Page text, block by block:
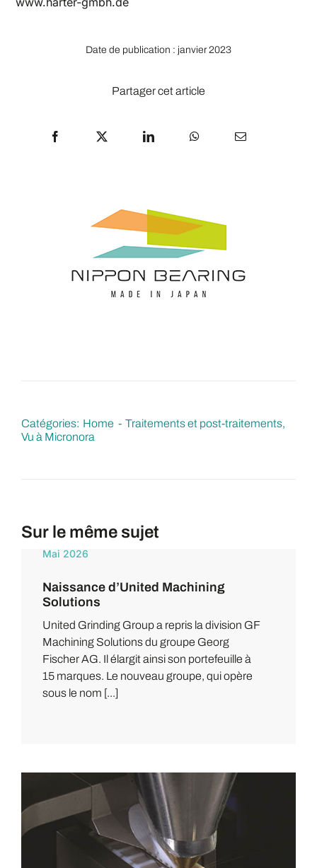
Date de publication : janvier 2023
Partager cet article
Catégories: Home
Traitements et post-traitements
Vu à Micronora
Sur le même sujet
Mai 2026
Naissance d’United Machining
Solutions
United Grinding Group a repris la division GF
Machining Solutions du groupe Georg
Fischer AG. Il élargit ainsi son portefeuille à
15 marques. Le nouveau groupe, qui opère
sous le nom [...]